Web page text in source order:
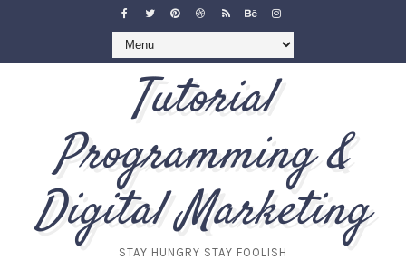
Tutorial
Programming &
Digital Marketing
STAY HUNGRY STAY FOOLISH